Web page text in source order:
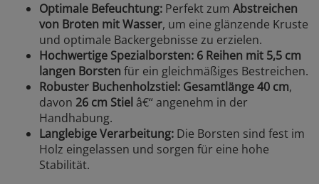
Optimale Befeuchtung: Perfekt zum Abstreichen
von Broten mit Wasser, um eine glänzende Kruste
und optimale Backergebnisse zu erzielen.
Hochwertige Spezialborsten: 6 Reihen mit 5,5 cm
langen Borsten für ein gleichmäßiges Bestreichen.
Robuster Buchenholzstiel: Gesamtlänge 40 cm,
davon 26 cm Stiel â€“ angenehm in der
Handhabung.
Langlebige Verarbeitung: Die Borsten sind fest im
Holz eingelassen und sorgen für eine hohe
Stabilität.